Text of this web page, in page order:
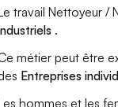
travail Nettoyeur /
.
métier peut être
Entreprises
hommes et les